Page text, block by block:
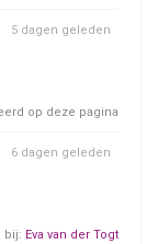
5 dagen geleden
op deze pagina
6 dagen geleden
bij: Eva van der Togt